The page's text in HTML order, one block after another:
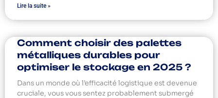
Lire la suite »
Comment choisir des palettes
métalliques durables pour
optimiser le stockage en 2025 ?
Dans un monde où l’efficacité logistique est devenue
cruciale, vous vous sentez probablement submergé